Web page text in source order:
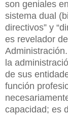
son geniales
sistema dual
directivos” y
es revelador
la
de sus
función
capacidad; es